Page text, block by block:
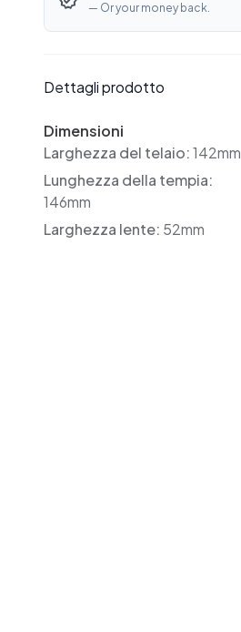
— Or your money back.
Dettagli prodotto
Dimensioni
Larghezza del telaio:142mm
Lunghezza della tempia:
146mm
Larghezza lente: 52mm